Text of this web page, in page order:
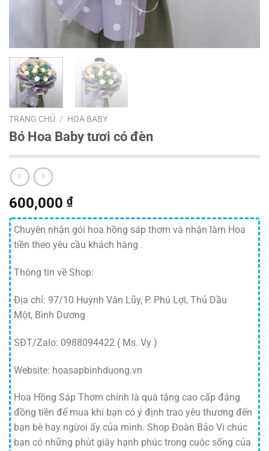
TRANG CHỦ / HOA BABY
Bó Hoa Baby tươi có đèn
600,000 ₫
Chuyên nhận gói hoa hồng sáp thơm và nhận làm Hoa
tiền theo yêu cầu khách hàng .
Thông tin về Shop:
Địa chỉ: 97/10 Huỳnh Văn Lũy, P. Phú Lợi, Thủ Dầu
Một, Bình Dương
SĐT/Zalo: 0988094422 ( Ms. Vy )
Website: hoasapbinhduong.vn
Hoa Hồng Sáp Thơm chính là quà tặng cao cấp đáng
đồng tiền để mua khi bạn có ý định trao yêu thương đến
bạn bè hay ngừoi ấy của mình. Shop Đoàn Bảo Vi chúc
bạn có những phút giây hạnh phúc trong cuộc sống của